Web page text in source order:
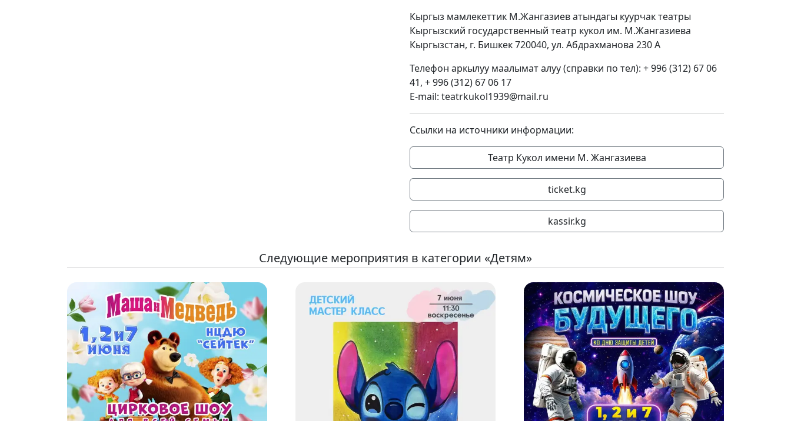
Кыргыз мамлекеттик М.Жангазиев атындагы куурчак театры
Кыргызский государственный театр кукол им. М.Жангазиева
Кыргызстан, г. Бишкек 720040, ул. Абдрахманова 230 A
Телефон аркылуу маалымат алуу (справки по тел): + 996 (312) 67 06
41, + 996 (312) 67 06 17
E-mail: teatrkukol1939@mail.ru
Ссылки на источники информации:
Театр Кукол имени М. Жангазиева
ticket.kg
kassir.kg
Следующие мероприятия в категории «Детям»